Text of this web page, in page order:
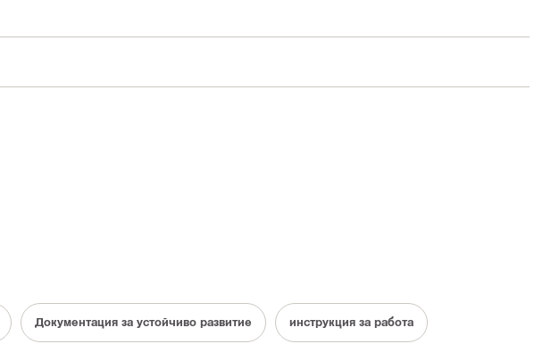
Документация за устойчиво развитие инструкция за работа